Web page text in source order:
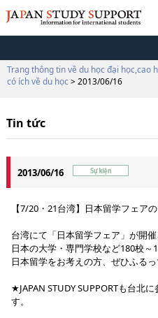
Trang thông tin về du học đại học,cao
có ích về du học > 2013/06/16
Tin tức
2013/06/16
【7/20・21台湾】日本留学フェア
台湾にて「日本留学フェア」が開催
日本の大学・専門学校など180校～
日本留学をお考えの方、ぜひふるっ
★JAPAN STUDY SUPPORTも台北
す。